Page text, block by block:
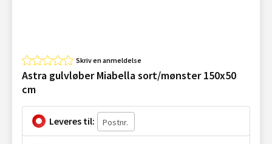
Skriv en anmeldelse
Astra gulvløber Miabella sort/mønster 150x50
cm
Leveres til: